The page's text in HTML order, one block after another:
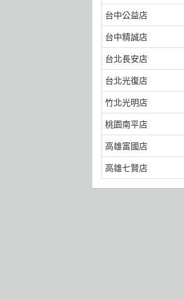
台中公益店
台中精誠店
台北長安店
台北光復店
竹北光明店
桃園南平店
高雄富國店
高雄七賢店